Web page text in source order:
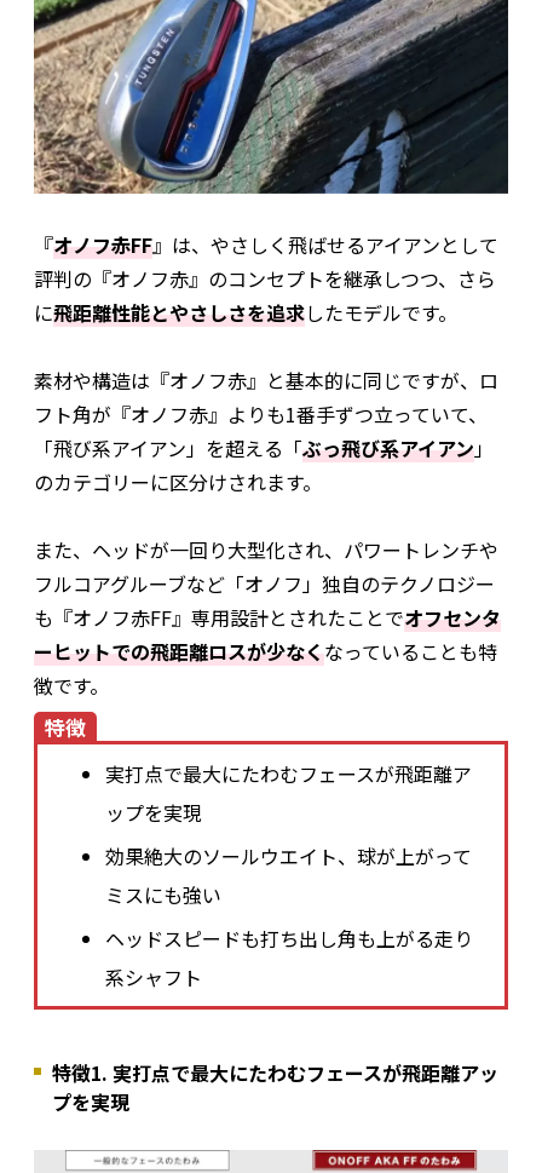
『オノフ赤FF』は、やさしく飛ばせるアイアンとして
評判の『オノフ赤』のコンセプトを継承しつつ、さら
に飛距離性能とやさしさを追求したモデルです。
素材や構造は『オノフ赤』と基本的に同じですが、ロ
フト角が『オノフ赤』よりも1番手ずつ立っていて、
「飛び系アイアン」を超える「ぶっ飛び系アイアン」
のカテゴリーに区分けされます。
また、ヘッドが一回り大型化され、パワートレンチや
フルコアグルーブなど「オノフ」独自のテクノロジー
も『オノフ赤FF』専用設計とされたことでオフセンタ
ーヒットでの飛距離ロスが少なくなっていることも特
徴です。
特徴
実打点で最大にたわむフェースが飛距離ア
ップを実現
効果絶大のソールウエイト、球が上がって
ミスにも強い
ヘッドスピードも打ち出し角も上がる走り
系シャフト
特徴1. 実打点で最大にたわむフェースが飛距離アッ
プを実現